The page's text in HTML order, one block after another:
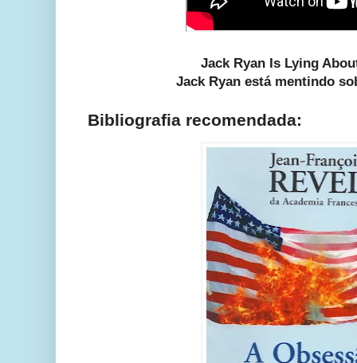
Jack Ryan Is Lying
Jack Ryan está mentindo
Bibliografia recomendada: